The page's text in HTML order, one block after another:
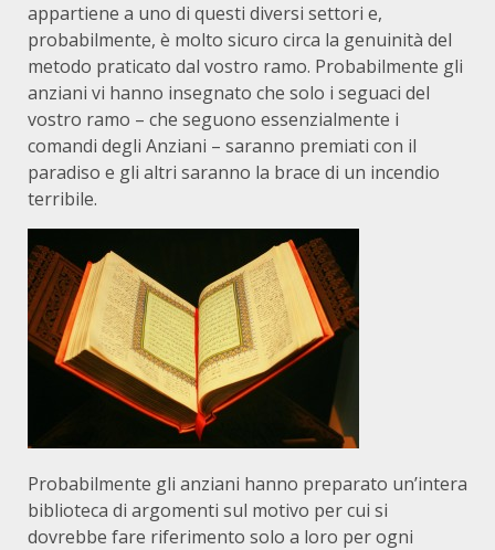
appartiene a uno di questi diversi settori e,
probabilmente, è molto sicuro circa la genuinità del
metodo praticato dal vostro ramo. Probabilmente gli
anziani vi hanno insegnato che solo i seguaci del
vostro ramo – che seguono essenzialmente i
comandi degli Anziani – saranno premiati con il
paradiso e gli altri saranno la brace di un incendio
terribile.
Probabilmente gli anziani hanno preparato un’intera
biblioteca di argomenti sul motivo per cui si
dovrebbe fare riferimento solo a loro per ogni